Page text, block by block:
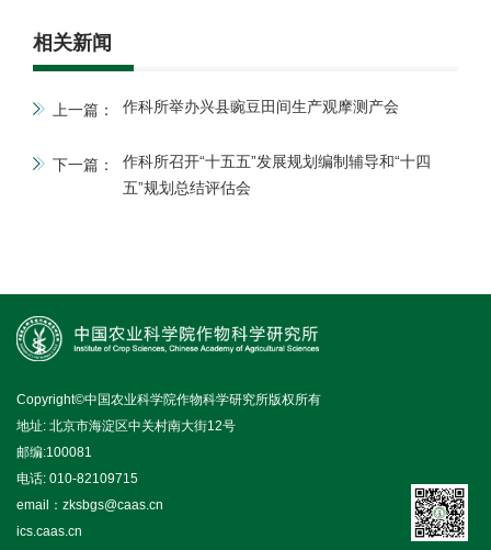
相关新闻
上一篇： 作科所举办兴县豌豆田间生产观摩测产会
下一篇：
作科所召开“十五五”发展规划编制辅导和“十四
五”规划总结评估会
Copyright©中国农业科学院作物科学研究所版权所有
地址: 北京市海淀区中关村南大街12号
邮编:100081
电话: 010-82109715
email：zksbgs@caas.cn
ics.caas.cn